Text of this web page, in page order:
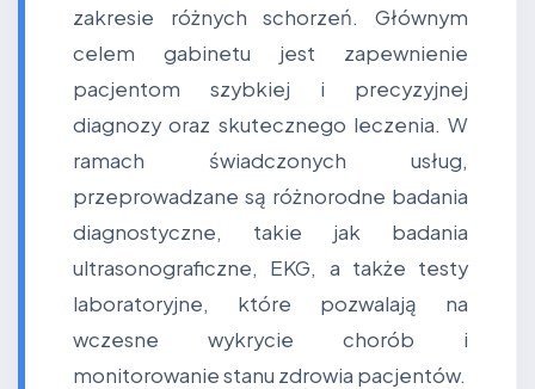
zakresie różnych schorzeń. Głównym
celem gabinetu jest zapewnienie
pacjentom szybkiej i precyzyjnej
diagnozy oraz skutecznego leczenia. W
ramach świadczonych usług,
przeprowadzane są różnorodne badania
diagnostyczne, takie jak badania
ultrasonograficzne, EKG, a także testy
laboratoryjne, które pozwalają na
wczesne wykrycie chorób i
monitorowanie stanu zdrowia pacjentów.